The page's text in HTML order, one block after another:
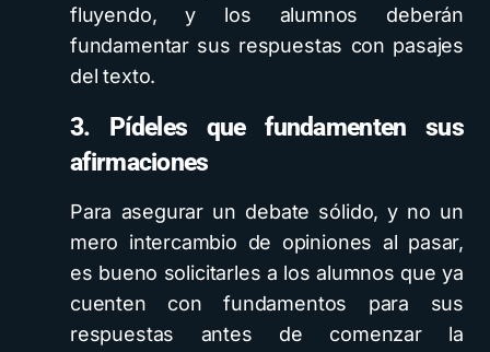
fluyendo, y los alumnos deberán
fundamentar sus respuestas con pasajes
del texto.
3. Pídeles que fundamenten sus
afirmaciones
Para asegurar un debate sólido, y no un
mero intercambio de opiniones al pasar,
es bueno solicitarles a los alumnos que ya
cuenten con fundamentos para sus
respuestas antes de comenzar la